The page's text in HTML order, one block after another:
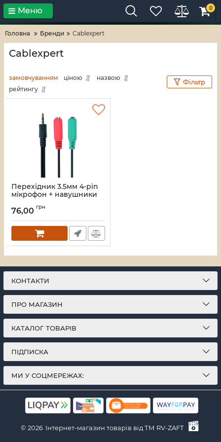
Тільки високі технології! RV-ZAFT
Меню 0
Головна Бренди Cablexpert
Cablexpert
замовчуванням ціною
назвою
рейтингу
Фільтр
Перехідник 3.5мм 4-pin
мікрофон + навушники
Артикул: 2164
76,00 грн
КОНТАКТИ
ПРО МАГАЗИН
КАТАЛОГ ТОВАРІВ
ПІДПИСКА
МИ У СОЦМЕРЕЖАХ:
© 2026 Інтернет-магазин товарів від ТМ RV-ZAFT